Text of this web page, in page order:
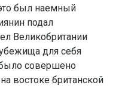
был наемный
подал
Великобритании
для себя
совершено
востоке британской